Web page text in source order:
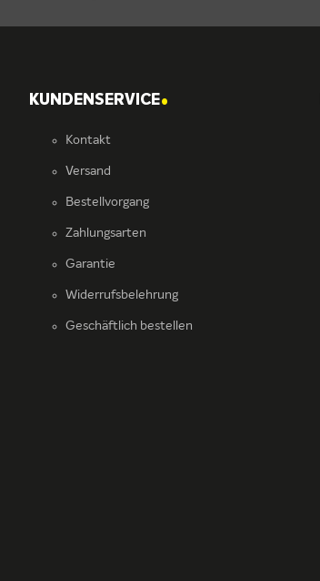
KUNDENSERVICE.
Kontakt
Versand
Bestellvorgang
Zahlungsarten
Garantie
Widerrufsbelehrung
Geschäftlich bestellen